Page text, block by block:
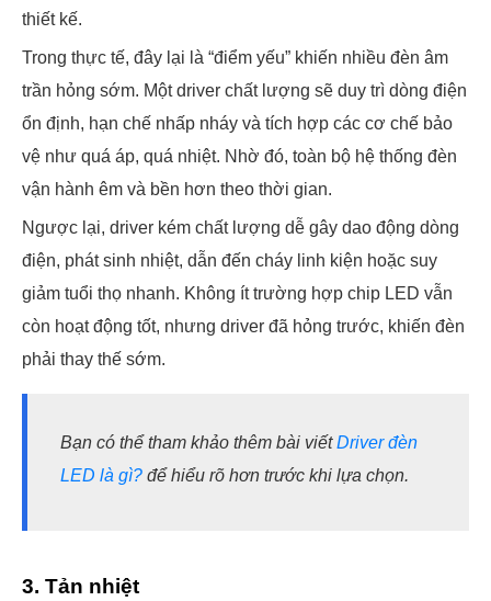
thiết kế.
Trong thực tế, đây lại là “điểm yếu” khiến nhiều đèn âm
trần hỏng sớm. Một driver chất lượng sẽ duy trì dòng điện
ổn định, hạn chế nhấp nháy và tích hợp các cơ chế bảo
vệ như quá áp, quá nhiệt. Nhờ đó, toàn bộ hệ thống đèn
vận hành êm và bền hơn theo thời gian.
Ngược lại, driver kém chất lượng dễ gây dao động dòng
điện, phát sinh nhiệt, dẫn đến cháy linh kiện hoặc suy
giảm tuổi thọ nhanh. Không ít trường hợp chip LED vẫn
còn hoạt động tốt, nhưng driver đã hỏng trước, khiến đèn
phải thay thế sớm.
Bạn có thể tham khảo thêm bài viếtDriver đèn
LED là gì? để hiểu rõ hơn trước khi lựa chọn.
3. Tản nhiệt